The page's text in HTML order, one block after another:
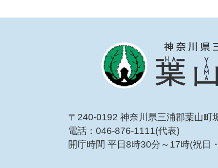
〒240-0192 神奈川県三浦郡葉山町
電話：046-876-1111(代表)
開庁時間 平日8時30分～17時(祝日